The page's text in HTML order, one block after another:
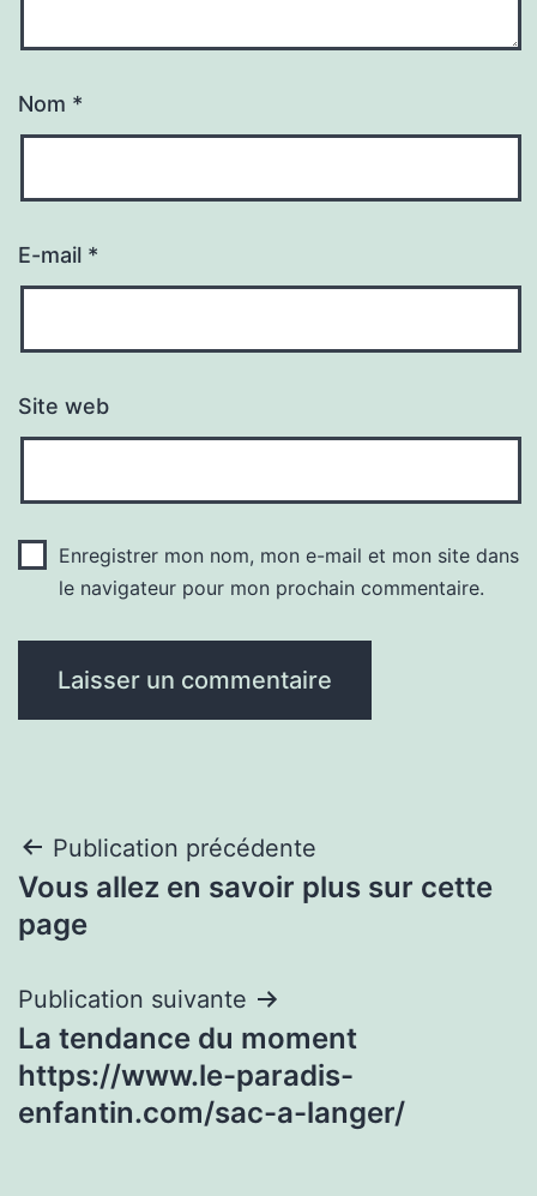
Nom *
E-mail *
Site web
Enregistrer mon nom, mon e-mail et mon site dans
le navigateur pour mon prochain commentaire.
Navigation
de
Publication précédente
Vous allez en savoir plus sur cette
page
Publication suivante
La tendance du moment
https://www.le-paradis-
enfantin.com/sac-a-langer/